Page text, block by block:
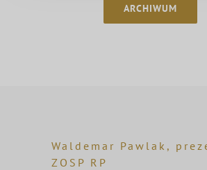
ARCHIWUM
Waldemar Pawlak,
ZOSP RP